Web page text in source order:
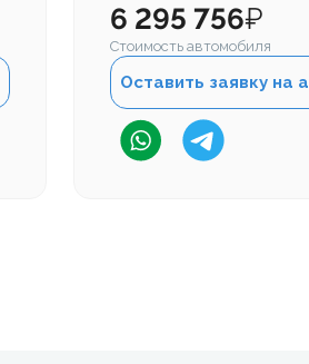
6 295 756₽
Стоимость автомобиля
Оставить заявку на